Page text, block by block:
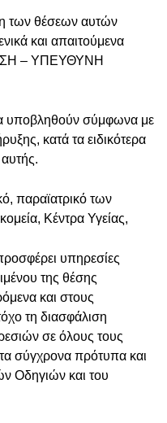
των θέσεων αυτών
και απαιτούμενα
– ΥΠΕΥΘΥΝΗ
υποβληθούν σύμφωνα με
κατά τα ειδικότερα
παραϊατρικό των
Κέντρα Υγείας,
υπηρεσίες
της θέσης
και στους
τη διασφάλιση
σε όλους τους
σύγχρονα πρότυπα και
Οδηγιών και του